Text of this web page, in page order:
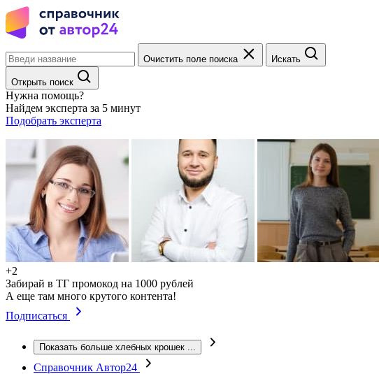
Очистить поле поиска Искать
Открыть поиск
Нужна помощь?
Найдем эксперта за 5 минут
Подобрать эксперта
+2
Забирай в ТГ промокод на 1000 рублей
А еще там много крутого контента!
Подписаться
Показать больше хлебных крошек ...
Справочник Автор24